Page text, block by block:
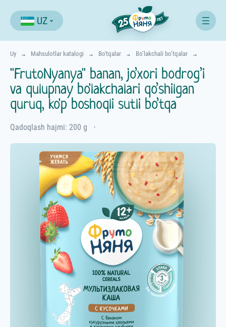
UZ
Uy Mahsulotlar katalogi Bo'tqalar Bo’lakchali bo’tqalar
"FrutoNyanya" banan, jo’xori bodrog’i
va qulupnay bo'lakchalari qo’shilgan
quruq, ko'p boshoqli sutli bo’tqa
Qadoqlash hajmi: 200 g ⋅